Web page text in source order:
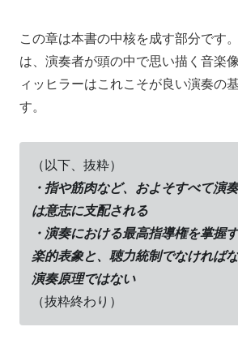
この章は本書の中核を成す部分です
は、演奏者が頭の中で思い描く音楽
ィッヒラーはこれこそが良い演奏の
す。
（以下、抜粋）
・指や筋肉など、およそすべて演
は意志に支配される
・演奏における最高指導権を掌握
楽的表象と、聴力統制でなければ
演奏原理ではない
（抜粋終わり）